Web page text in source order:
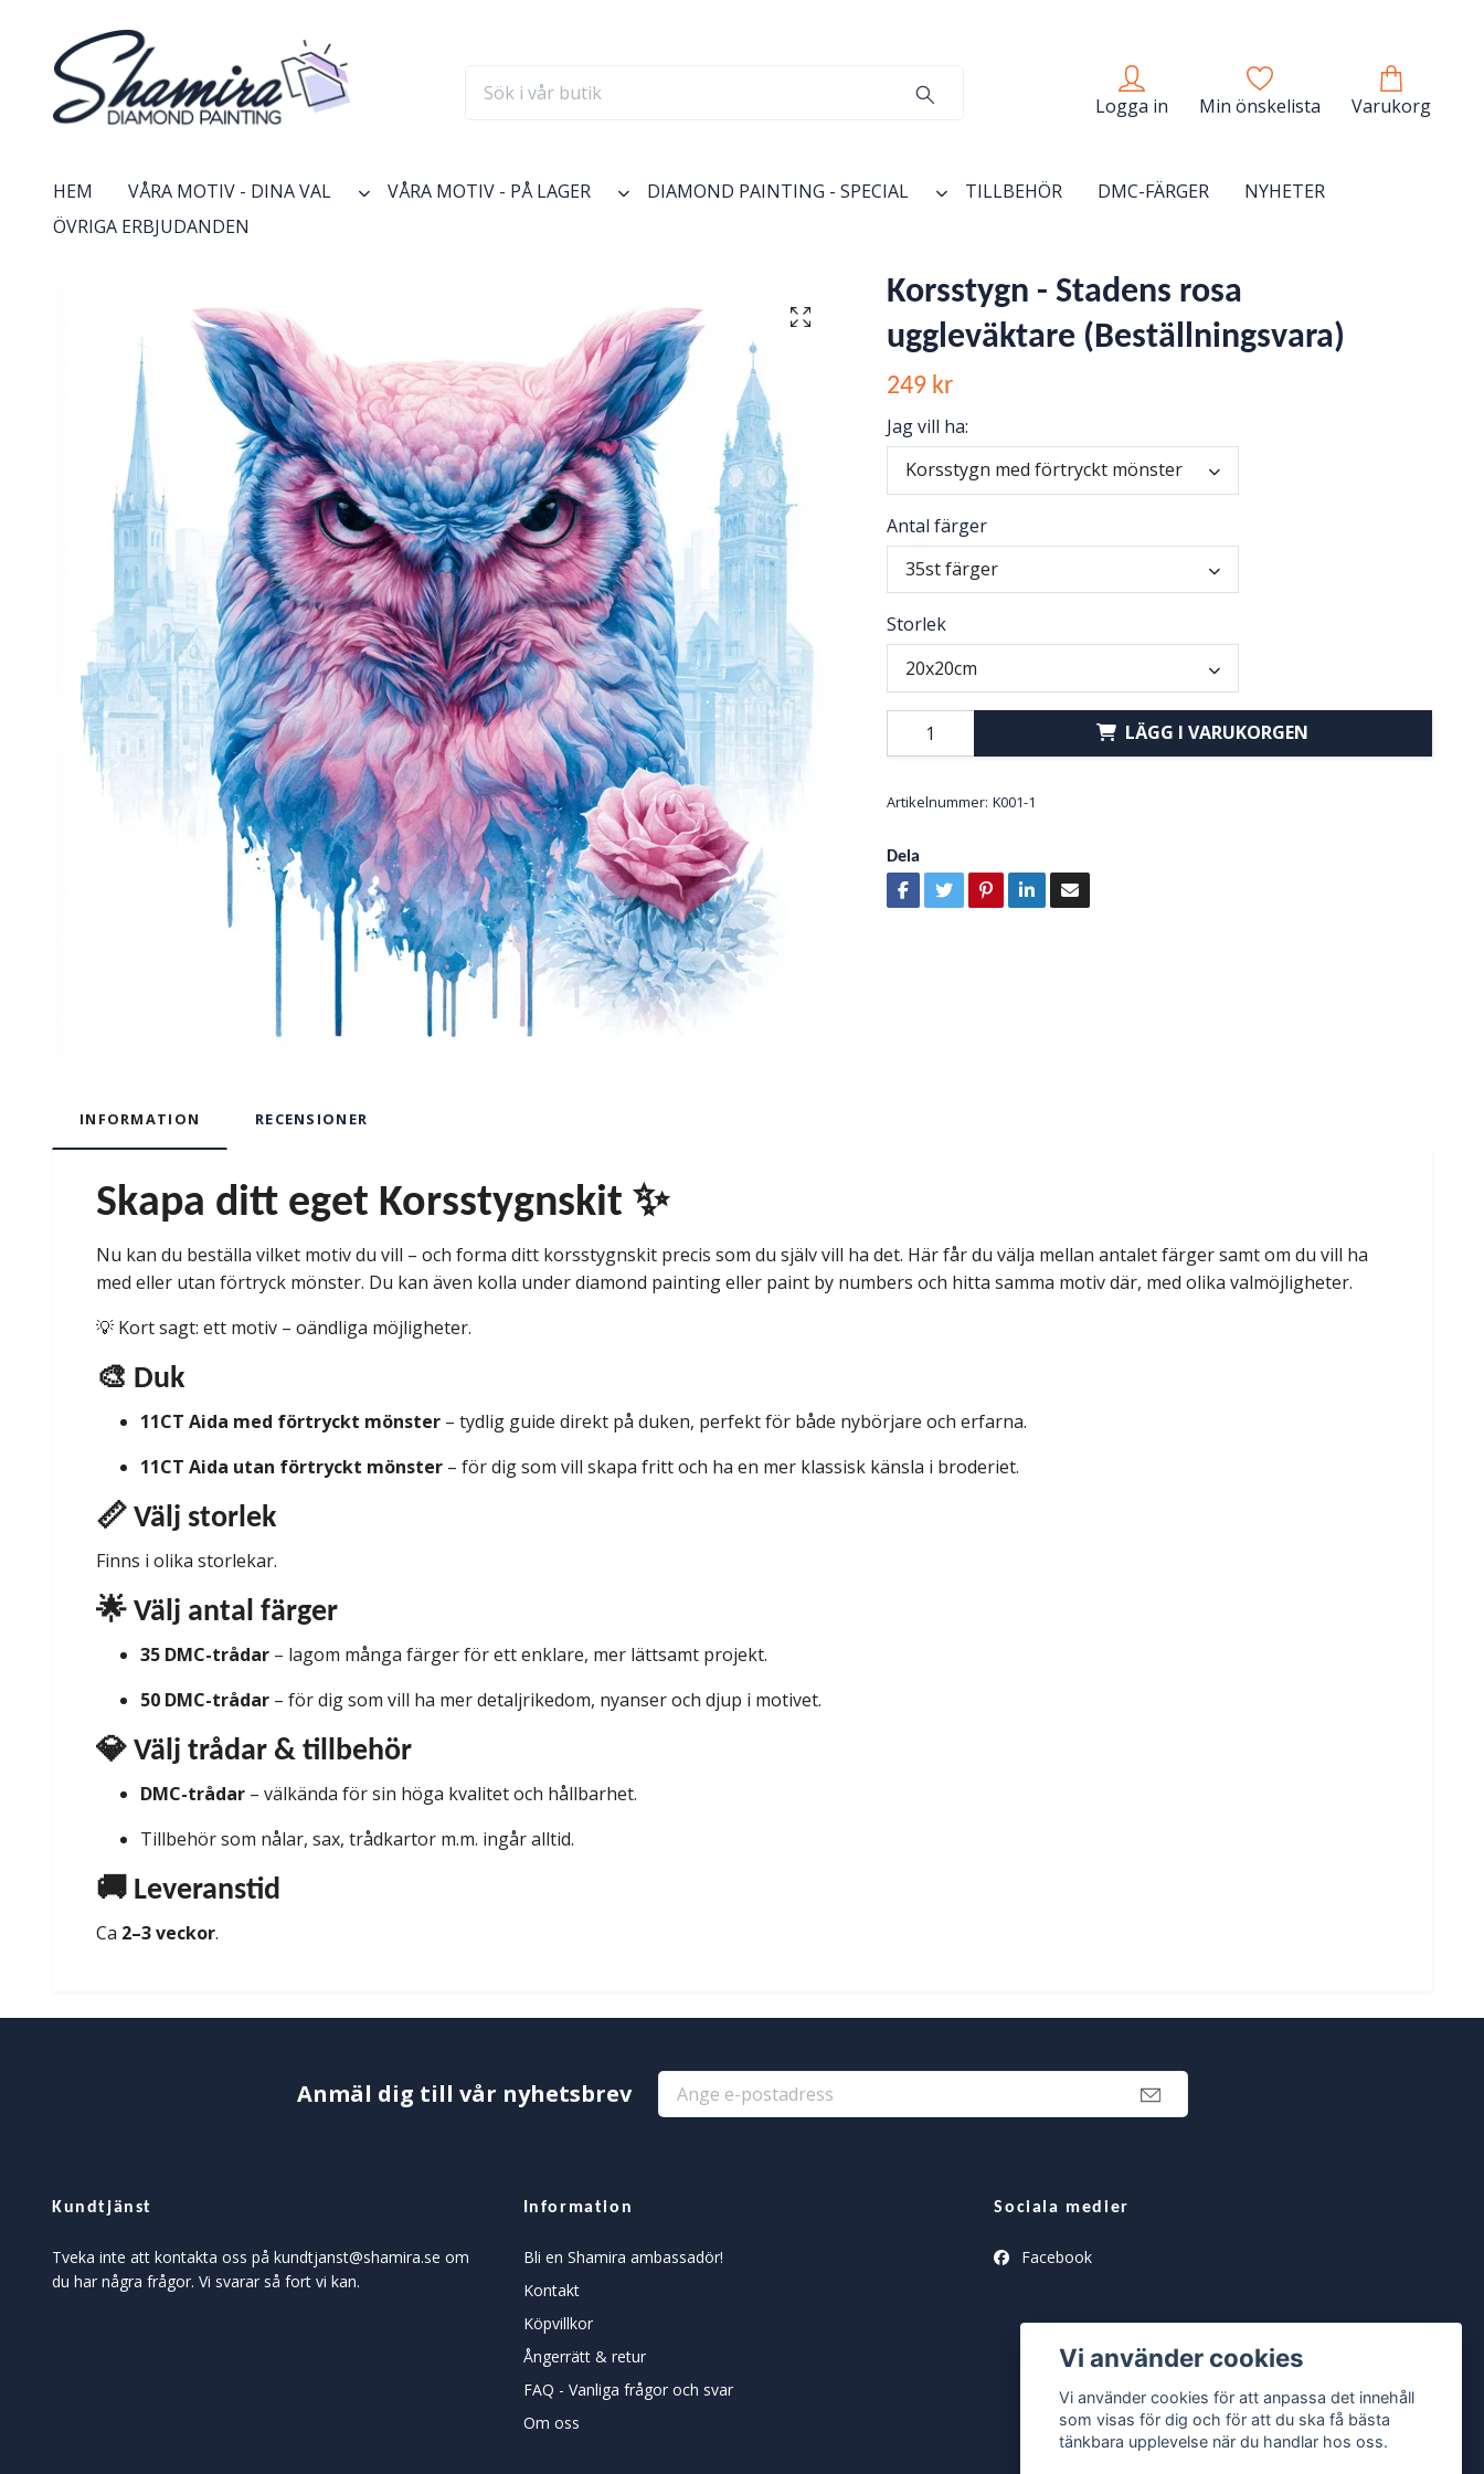
Logga in Min önskelista Varukorg
HEM VÅRA MOTIV - DINA VAL VÅRA MOTIV - PÅ LAGER DIAMOND PAINTING - SPECIAL TILLBEHÖR DMC-FÄRGER
NYHETER
ÖVRIGA ERBJUDANDEN
Korsstygn - Stadens rosa
uggleväktare (Beställningsvara)
249 kr
Jag vill ha:
Korsstygn med förtryckt mönster
Antal färger
35st färger
Storlek
20x20cm
LÄGG I VARUKORGEN
Artikelnummer: K001-1
Dela
INFORMATION RECENSIONER
Skapa ditt eget Korsstygnskit ✨
Nu kan du beställa vilket motiv du vill – och forma ditt korsstygnskit precis som du själv vill ha det. Här får du välja mellan antalet färger samt om du vill ha
med eller utan förtryck mönster. Du kan även kolla under diamond painting eller paint by numbers och hitta samma motiv där, med olika valmöjligheter.
💡 Kort sagt: ett motiv – oändliga möjligheter.
🎨 Duk
11CT Aida med förtryckt mönster – tydlig guide direkt på duken, perfekt för både nybörjare och erfarna.
11CT Aida utan förtryckt mönster – för dig som vill skapa fritt och ha en mer klassisk känsla i broderiet.
📏 Välj storlek
Finns i olika storlekar.
🌟 Välj antal färger
35 DMC-trådar – lagom många färger för ett enklare, mer lättsamt projekt.
50 DMC-trådar – för dig som vill ha mer detaljrikedom, nyanser och djup i motivet.
💎 Välj trådar & tillbehör
DMC-trådar – välkända för sin höga kvalitet och hållbarhet.
Tillbehör som nålar, sax, trådkartor m.m. ingår alltid.
🚚 Leveranstid
Ca 2–3 veckor.
Anmäl dig till vår nyhetsbrev
Kundtjänst
Tveka inte att kontakta oss på kundtjanst@shamira.se om
du har några frågor. Vi svarar så fort vi kan.
Information
Bli en Shamira ambassadör!
Kontakt
Köpvillkor
Ångerrätt & retur
FAQ - Vanliga frågor och svar
Om oss
Sociala medier
Facebook
Vi använder cookies
Vi använder cookies för att anpassa det innehåll
som visas för dig och för att du ska få bästa
tänkbara upplevelse när du handlar hos oss.